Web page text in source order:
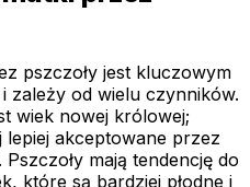
pszczoły jest kluczowym
zależy od wielu czynników.
wiek nowej królowej;
lepiej akceptowane przez
mają tendencję do
które są bardziej płodne i